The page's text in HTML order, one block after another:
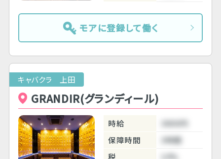
モアに登録して働く
キャバクラ 上田
GRANDIR(グランディール)
時給
3800円
保障時間
3時間
税
10%